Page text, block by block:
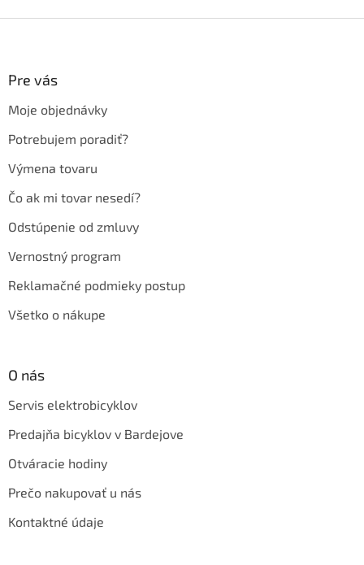
Pre vás
Moje objednávky
Potrebujem poradiť?
Výmena tovaru
Čo ak mi tovar nesedí?
Odstúpenie od zmluvy
Vernostný program
Reklamačné podmieky postup
Všetko o nákupe
O nás
Servis elektrobicyklov
Predajňa bicyklov v Bardejove
Otváracie hodiny
Prečo nakupovať u nás
Kontaktné údaje